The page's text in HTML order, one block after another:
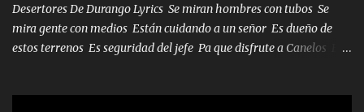
Desertores De Durango Lyrics Se miran hombres con tubos Se
mira gente con medios Están cuidando a un señor Es dueño de
estos terrenos Es seguridad del jefe Pa que disfrute a Canelos Es